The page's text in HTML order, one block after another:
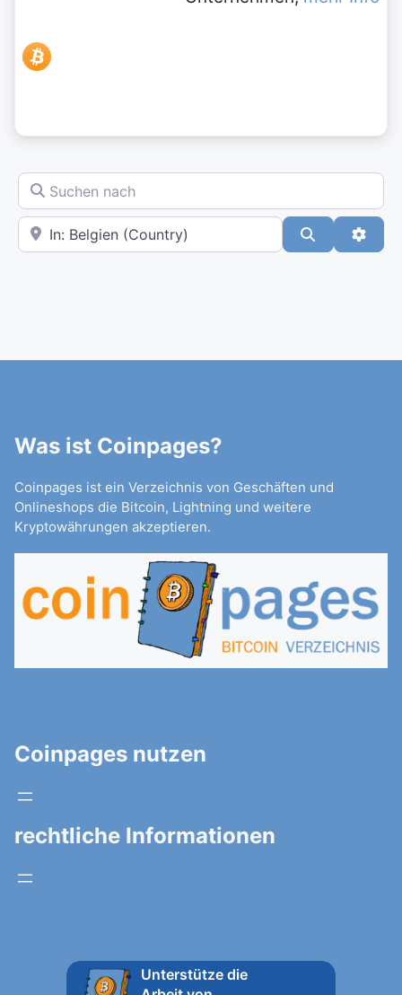
Suchen nach
In der Nähe Suchen
Was ist Coinpages?
Coinpages ist ein Verzeichnis von Geschäften und
Onlineshops die Bitcoin, Lightning und weitere
Kryptowährungen akzeptieren.
Coinpages nutzen
rechtliche Informationen
Unterstütze die